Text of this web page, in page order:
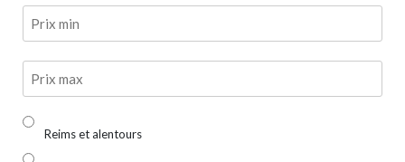
Reims et alentours